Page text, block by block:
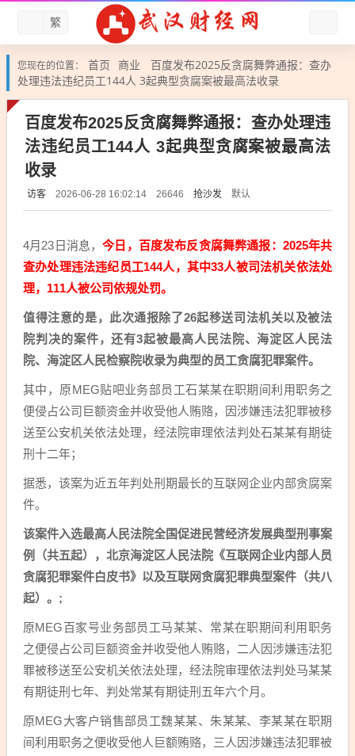
繁
您现在的位置： 首页 商业
百度发布2025反贪腐舞弊通报：查办
处理违法违纪员工144人 3起典型贪腐案被最高法收录
百度发布2025反贪腐舞弊通报：查办处理违
法违纪员工144人 3起典型贪腐案被最高法
收录
访客 2026-06-28 16:02:14 26646 抢沙发 默认
4月23日消息，今日，百度发布反贪腐舞弊通报：2025年共
查办处理违法违纪员工144人，其中33人被司法机关依法处
理，111人被公司依规处罚。
值得注意的是，此次通报除了26起移送司法机关以及被法
院判决的案件，还有3起被最高人民法院、海淀区人民法
院、海淀区人民检察院收录为典型的员工贪腐犯罪案件。
其中，原MEG贴吧业务部员工石某某在职期间利用职务之
便侵占公司巨额资金并收受他人贿赂，因涉嫌违法犯罪被移
送至公安机关依法处理，经法院审理依法判处石某某有期徒
刑十二年；
据悉，该案为近五年判处刑期最长的互联网企业内部贪腐案
件。
该案件入选最高人民法院全国促进民营经济发展典型刑事案
例（共五起），北京海淀区人民法院《互联网企业内部人员
贪腐犯罪案件白皮书》以及互联网贪腐犯罪典型案件（共八
起）。;
原MEG百家号业务部员工马某某、常某在职期间利用职务
之便侵占公司巨额资金并收受他人贿赂，二人因涉嫌违法犯
罪被移送至公安机关依法处理，经法院审理依法判处马某某
有期徒刑七年、判处常某有期徒刑五年六个月。
原MEG大客户销售部员工魏某某、朱某某、李某某在职期
间利用职务之便收受他人巨额贿赂，三人因涉嫌违法犯罪被